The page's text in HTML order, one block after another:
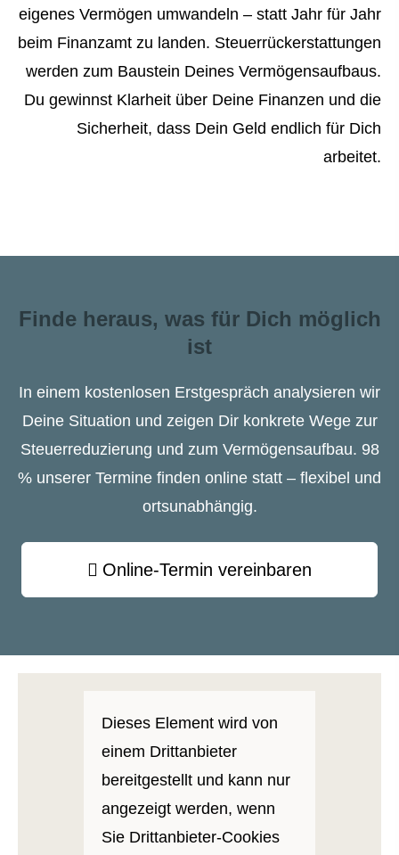
eigenes Vermögen umwandeln – statt Jahr für Jahr
beim Finanzamt zu landen. Steuerrückerstattungen
werden zum Baustein Deines Vermögensaufbaus.
Du gewinnst Klarheit über Deine Finanzen und die
Sicherheit, dass Dein Geld endlich für Dich
arbeitet.
Finde heraus, was für Dich möglich
ist
In einem kostenlosen Erstgespräch analysieren wir
Deine Situation und zeigen Dir konkrete Wege zur
Steuerreduzierung und zum Vermögensaufbau. 98
% unserer Termine finden online statt – flexibel und
ortsunabhängig.
Online-Termin ver­ein­baren
Dieses Element wird von
einem Drittanbieter
bereitgestellt und kann nur
angezeigt werden, wenn
Sie Drittanbieter-Cookies